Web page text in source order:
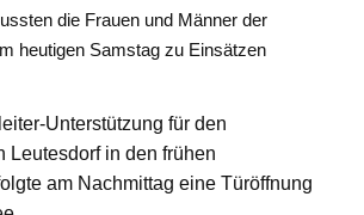
die Frauen und Männer der
heutigen Samstag zu Einsätzen
Unterstützung für den
Leutesdorf in den frühen
am Nachmittag eine Türöffnung